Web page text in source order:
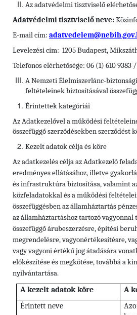
Az adatvédelmi tisztviselő
Adatvédelmi tisztviselő neve:
E-mail cím:
Levelezési cím: 1205 Budapest,
Telefonos elérhetősége: 06 (1) 610 9383 /
A Nemzeti Élelmiszerlánc-
feltételeinek biztosításával
Érintettek kategóriái
Az Adatkezelővel aműködési
összefüggő szerződésekbenszerződést
Kezelt adatok célja és köre
Az adatkezelés célja az Adatkezelő
eredményes ellátásához, illetve
és infrastruktúra biztosítása, valamint
közfeladatokkal és a működési
összefüggésben az államháztartás
az államháztartáshoz tartozó vagyonnal
összefüggő árubeszerzésre, építési
megrendelésre, vagyonértékesítésre,
vagy vagyoni értékű jog átadására
előkészítése és megkötése, továbbá a
nyilvántartása.
A kezelt adatok köre
A
Érintett neve